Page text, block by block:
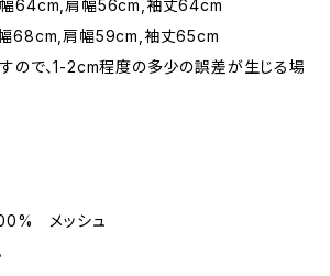
64cm,肩幅56cm,袖丈64cm
68cm,肩幅59cm,袖丈65cm
ので、1-2cm程度の多少の誤差が生じる場
メッシュ